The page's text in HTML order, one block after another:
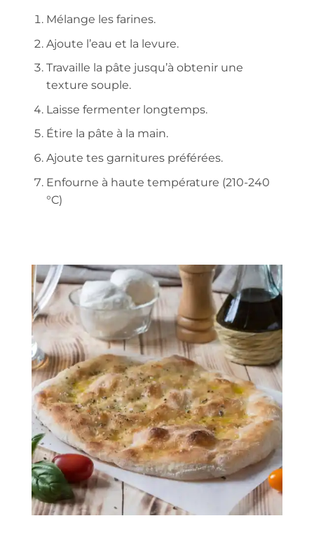
Mélange les farines.
Ajoute l’eau et la levure.
Travaille la pâte jusqu’à obtenir une
texture souple.
Laisse fermenter longtemps.
Étire la pâte à la main.
Ajoute tes garnitures préférées.
Enfourne à haute température (210-240
°C)